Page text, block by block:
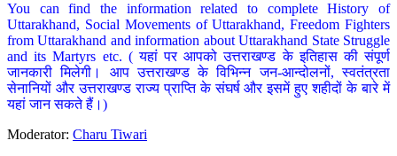
You can find the information related to complete History of
Uttarakhand, Social Movements of Uttarakhand, Freedom Fighters
from Uttarakhand and information about Uttarakhand State Struggle
and its Martyrs etc. ( यहां पर आपको उत्तराखण्ड के इतिहास की संपूर्ण
जानकारी मिलेगी। आप उत्तराखण्ड के विभिन्न जन-आन्दोलनों, स्वतंत्रता
सेनानियों और उत्तराखण्ड राज्य प्राप्ति के संघर्ष और इसमें हुए शहीदों के बारे में
यहां जान सकते हैं।)
Moderator: Charu Tiwari